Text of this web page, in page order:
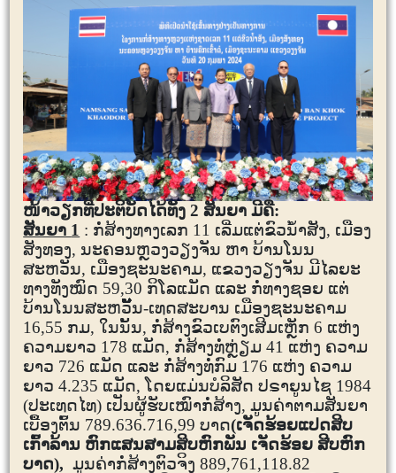
ໜ້າວຽກທີ່ປະຕິບັດໄດ້ທັງ2 ສັນຍາ ມີຄື:
ສັນຍາ 1 : ກໍ່ສ້າງທາງເລກ 11 ເລີ່ມແຕ່ຂົວນໍ້າສັງ, ເມືອງ
ສັງທອງ,ນະຄອນຫຼວງວຽງຈັນ ຫາ ບ້ານໂນນ
ສະຫວັນ, ເມືອງຊະນະຄາມ, ແຂວງວຽງຈັນ ມີໄລຍະ
ທາງທັງໝົດ 59,30 ກິໂລແມັດ ແລະ ກໍ່ທາງຊອຍ ແຕ່
ບ້ານໂນນສະຫວັັັັັັັັັັັັັັັນ-ເທດສະບານ ເມືອງຊະນະຄາມ
16,55 ກມ, ໃນນັ້ນ, ກໍ່ສ້າງຂົວເບຕົງເສີມເຫຼັກ 6 ແຫ່ງ
ຄວາມຍາວ 178 ແມັດ, ກໍ່ສ້າງທໍ່ຫຼ່ຽມ 41 ແຫ່ງ ຄວາມ
ຍາວ 726 ແມັດ ແລະ ກໍ່ສ້າງທໍ່ກົມ 176 ແຫ່ງ ຄວາມ
ຍາວ 4.235 ແມັດ, ໂດຍແມ່ນບໍລິສັດ ປຣາຍູນໄຊ 1984
(ປະເທດໄທ) ເປັນຜູ້ຮັບເໝົາກໍ່ສ້າງ, ມູນຄ່າຕາມສັນຍາ
ເບື້ອງຕົ້ນ 789.636.716,99 ບາດ(ເຈັດຮ້ອຍແປດສິບ
ເກົ້າລ້ານ ຫົກແສນສາມສິບຫົກພັນ ເຈັດຮ້ອຍ ສີບຫົກ
ບາດ), ມູນຄ່າກໍ່ສ້າງຕົວຈິງ 889,761 ,1 18.82